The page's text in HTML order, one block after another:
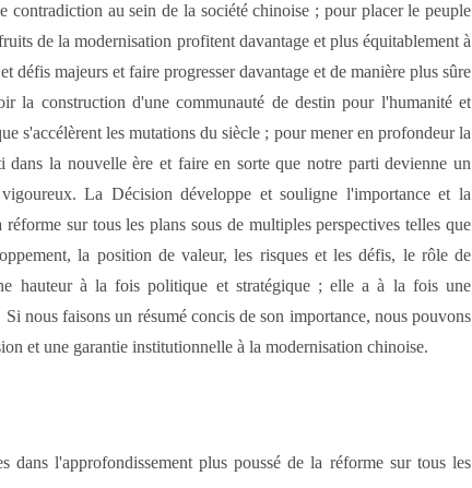
contradiction au sein de la société chinoise ; pour placer le peuple
de la modernisation profitent davantage et plus équitablement à
défis majeurs et faire progresser davantage et de manière plus sûre
la construction d'une communauté de destin pour l'humanité et
s'accélèrent les mutations du siècle ; pour mener en profondeur la
la nouvelle ère et faire en sorte que notre parti devienne un
La Décision développe et souligne l'importance et la
sur tous les plans sous de multiples perspectives telles que
la position de valeur, les risques et les défis, le rôle de
hauteur à la fois politique et stratégique ; elle a à la fois une
nous faisons un résumé concis de son importance, nous pouvons
et une garantie institutionnelle à la modernisation chinoise.
dans l'approfondissement plus poussé de la réforme sur tous les